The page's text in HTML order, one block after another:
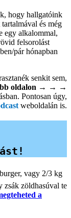
hogy hallgatóink
és még
egy alkalommal,
felsorolást
pár hónapban
senkit sem,
oldalon → → →
Pontosan úgy,
weboldalán is.
vagy 2/3 kg
zsák zöldhasúval te
a